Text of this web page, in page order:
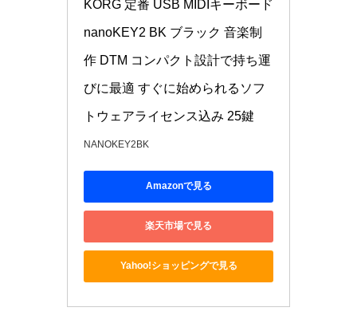
KORG 定番 USB MIDIキーボード
nanoKEY2 BK ブラック 音楽制
作 DTM コンパクト設計で持ち運
びに最適 すぐに始められるソフ
トウェアライセンス込み 25鍵
NANOKEY2BK
Amazonで見る
楽天市場で見る
Yahoo!ショッピングで見る